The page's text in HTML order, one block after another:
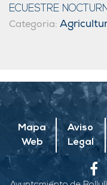
ECUESTRE
Categoria:
Mapa
Web
Aviso
Legal